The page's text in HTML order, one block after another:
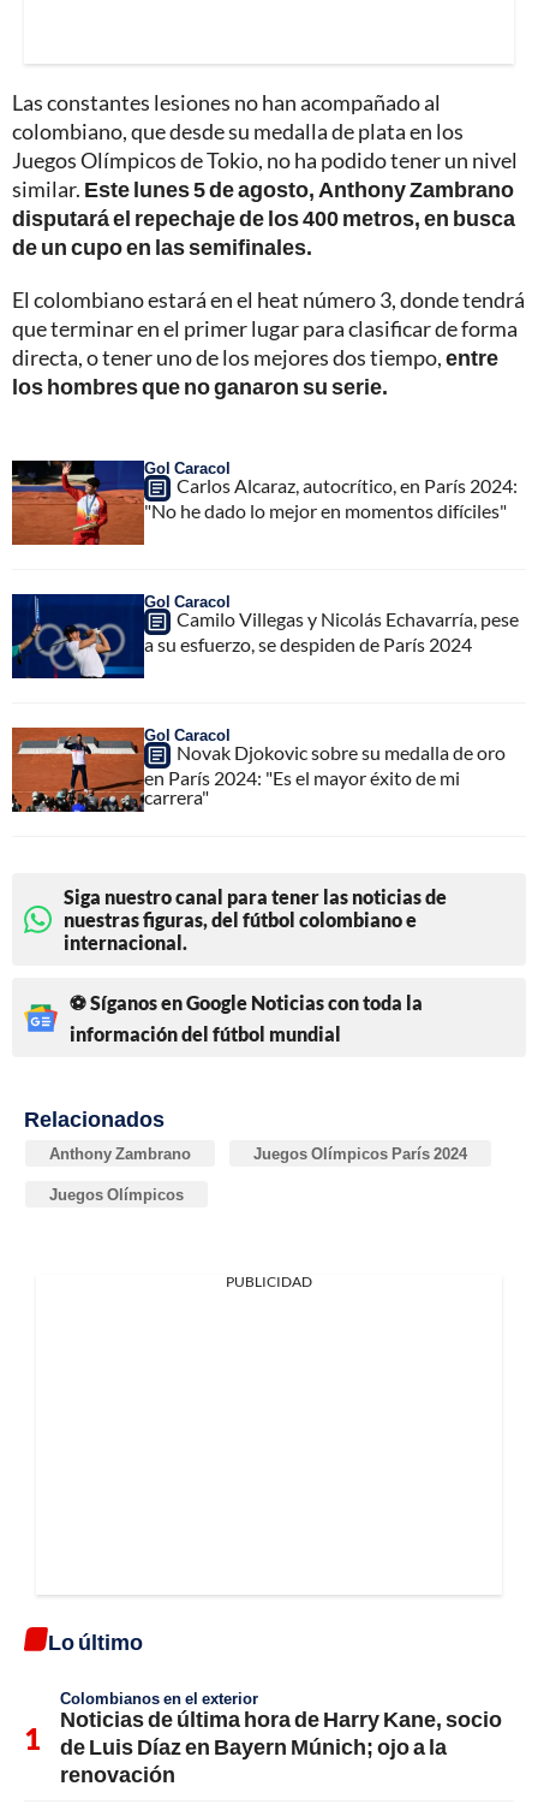
Las constantes lesiones no han acompañado al
colombiano, que desde su medalla de plata en los
Juegos Olímpicos de Tokio, no ha podido tener un nivel
similar. Este lunes 5 de agosto, Anthony Zambrano
disputará el repechaje de los 400 metros, en busca
de un cupo en las semifinales.
El colombiano estará en el heat número 3, donde tendrá
que terminar en el primer lugar para clasificar de forma
directa, o tener uno de los mejores dos tiempo,entre
los hombres que no ganaron su serie.
Gol Caracol
Carlos Alcaraz, autocrítico, en París 2024:
"No he dado lo mejor en momentos difíciles"
Gol Caracol
Camilo Villegas y Nicolás Echavarría, pese
a su esfuerzo, se despiden de París 2024
Gol Caracol
Novak Djokovic sobre su medalla de oro
en París 2024: "Es el mayor éxito de mi
carrera"
Siga nuestro canal para tener las noticias de
nuestras figuras, del fútbol colombiano e
internacional.
⚽ Síganos en Google Noticias con toda la
información del fútbol mundial
Relacionados
Anthony Zambrano Juegos Olímpicos París 2024
Juegos Olímpicos
PUBLICIDAD
Lo último
Colombianos en el exterior
Noticias de última hora de Harry Kane, socio
de Luis Díaz en Bayern Múnich; ojo a la
renovación